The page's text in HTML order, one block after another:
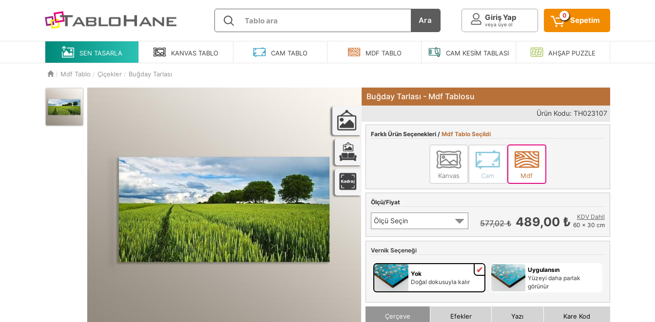
Ara Giriş Yap
veya üye ol
0
Sepetim
SEN TASARLA KANVAS TABLO CAM TABLO MDF TABLO CAM KESIM TABLASI AHŞAPPUZZLE
Mdf Tablo Çiçekler Buğday Tarlası
Buğday Tarlası - Mdf Tablosu
Ürün Kodu: TH023107
Farklı Ürün Seçenekleri / Mdf Tablo Seçildi
Kanvas Cam Mdf
Ölçü/Fiyat
Ölçü Seçin 577,02 ₺ 489,00 ₺
KDV Dahil
60 x 30 cm
Vernik Seçeneği
Yok
Doğal dokusuyla kalır
Uygulansın
Yüzeyi daha parlak
görünür
Çerçeve Efekler Yazı Kare Kod